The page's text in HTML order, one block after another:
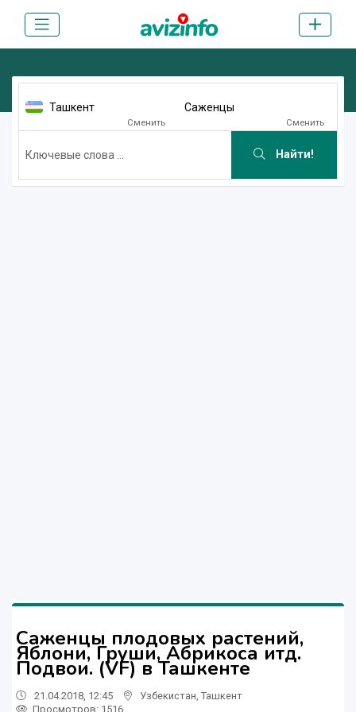
Ташкент
Сменить
Саженцы
Сменить
Найти!
Саженцы плодовых растений,
Яблони, Груши, Абрикоса итд.
Подвои. (VF) в Ташкенте
21.04.2018, 12:45 Узбекистан Ташкент
Просмотров: 1516